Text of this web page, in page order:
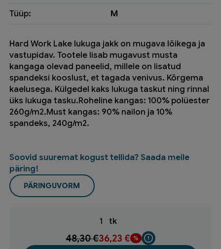
Tüüp: M
Hard Work Lake lukuga jakk on mugava lõikega ja
vastupidav. Tootele lisab mugavust musta
kangaga olevad paneelid, millele on lisatud
spandeksi kooslust, et tagada venivus. Kõrgema
kaelusega. Külgedel kaks lukuga taskut ning rinnal
üks lukuga tasku.Roheline kangas: 100% polüester
260g/m2.Must kangas: 90% nailon ja 10%
spandeks, 240g/m2.
Soovid suuremat kogust tellida? Saada meile
päring!
PÄRINGUVORM
1 tk
48,30€36,23 €